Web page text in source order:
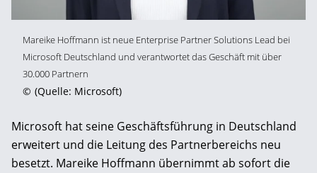
Mareike Hoffmann ist neue Enterprise Partner Solutions Lead bei
Microsoft Deutschland und verantwortet das Geschäft mit über
30.000 Partnern
© (Quelle: Microsoft)
Microsoft hat seine Geschäftsführung in Deutschland
erweitert und die Leitung des Partnerbereichs neu
besetzt. Mareike Hoffmann übernimmt ab sofort die